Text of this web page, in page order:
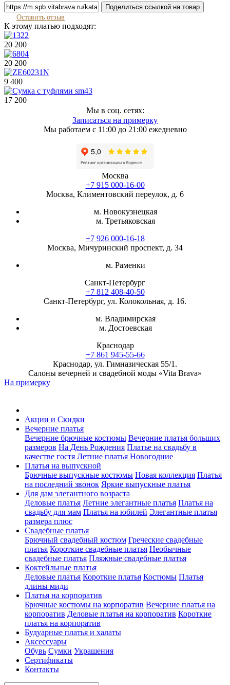
Поделиться ссылкой на товар
Оставить отзыв
К этому платью подходят:
20 200
20 200
9 400
17 200
Мы в соц. сетях:
Записаться на примерку
Мы работаем с 11:00 до 21:00 ежедневно
Москва
+7 915 000-16-00
Москва, Климентовский переулок, д. 6
м. Новокузнецкая
м. Третьяковская
+7 926 000-16-18
Москва, Мичуринский проспект, д. 34
м. Раменки
Санкт-Петербург
+7 812 408-40-50
Санкт-Петербург, ул. Колокольная, д. 16.
м. Владимирская
м. Достоевская
Краснодар
+7 861 945-55-66
Краснодар, ул. Гимназическая 55/1.
Салоны вечерней и свадебной моды «Vita Brava»
На примерку
Акции и Скидки
Вечерние платья
Вечерние брючные костюмы Вечерние платья больших
размеров На День Рождения Платье на свадьбу в
качестве гостя Летние платья Новогодние
Платья на выпускной
Брючные выпускные костюмы Новая коллекция Платья
на последний звонок Яркие выпускные платья
Для дам элегантного возраста
Деловые платья Летние элегантные платья Платья на
свадьбу для мам Платья на юбилей Элегантные платья
размера плюс
Свадебные платья
Брючный свадебный костюм Греческие свадебные
платья Короткие свадебные платья Необычные
свадебные платья Пляжные свадебные платья
Коктейльные платья
Деловые платья Короткие платья Костюмы Платья
длины миди
Платья на корпоратив
Брючные костюмы на корпоратив Вечерние платья на
корпоратив Деловые платья на корпоратив Короткие
платья на корпоратив
Будуарные платья и халаты
Аксессуары
Обувь Сумки Украшения
Сертификаты
Контакты